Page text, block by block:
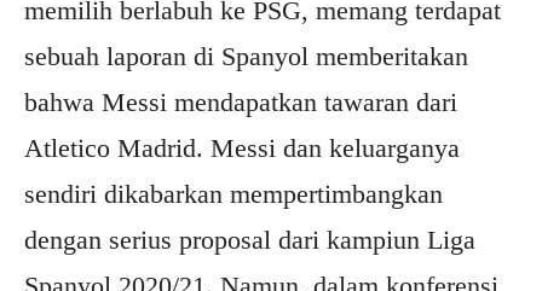
memilih berlabuh ke PSG, memang terdapat
sebuah laporan di Spanyol memberitakan
bahwa Messi mendapatkan tawaran dari
Atletico Madrid. Messi dan keluarganya
sendiri dikabarkan mempertimbangkan
dengan serius proposal dari kampiun Liga